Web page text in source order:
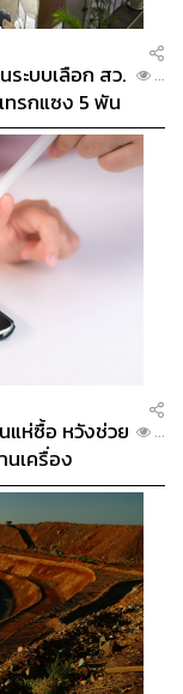
ระบบเลือก สว.
ทรกแซง 5 พัน
...
แห่ซื้อ หวังช่วย
เครื่อง
...